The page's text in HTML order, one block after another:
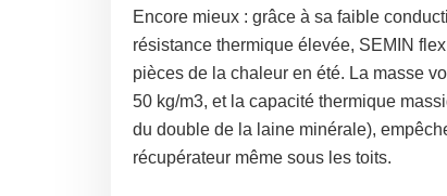
Encore mieux : grâce à sa faible
résistance thermique élevée, SEMIN
pièces de la chaleur en été. La masse
50 kg/m3, et la capacité thermique
du double de la laine minérale),
récupérateur même sous les toits.